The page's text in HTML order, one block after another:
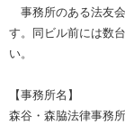
事務所のある法友
す。同ビル前には数
い。
【事務所名】
森谷・森脇法律事務所